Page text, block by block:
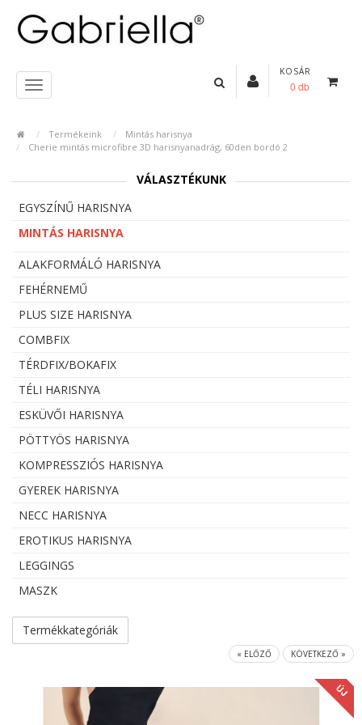
KOSÁR
0 db
Termékeink
Mintás harisnya
Cherie mintás microfibre 3D harisnyanadrág, 60den bordó 2
VÁLASZTÉKUNK
EGYSZÍNŰ HARISNYA
MINTÁS HARISNYA
ALAKFORMÁLÓ HARISNYA
FEHÉRNEMŰ
PLUS SIZE HARISNYA
COMBFIX
TÉRDFIX/BOKAFIX
TÉLI HARISNYA
ESKÜVŐI HARISNYA
PÖTTYÖS HARISNYA
KOMPRESSZIÓS HARISNYA
GYEREK HARISNYA
NECC HARISNYA
EROTIKUS HARISNYA
LEGGINGS
MASZK
Termékkategóriák
« ELŐZŐ KÖVETKEZŐ »
ÚJ